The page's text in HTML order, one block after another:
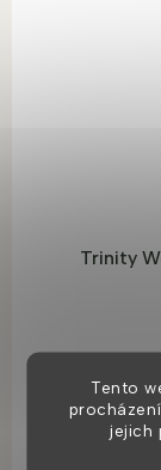
Tento
jejich
Trinity